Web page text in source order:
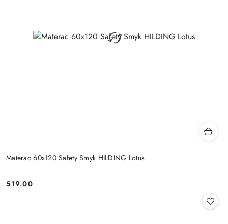
Materac 60x120 Safety Smyk HILDING Lotus
Cena:
519.00